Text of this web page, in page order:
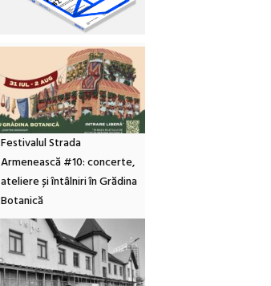
Festivalul Strada
Armenească #10: concerte,
ateliere și întâlniri în Grădina
Botanică